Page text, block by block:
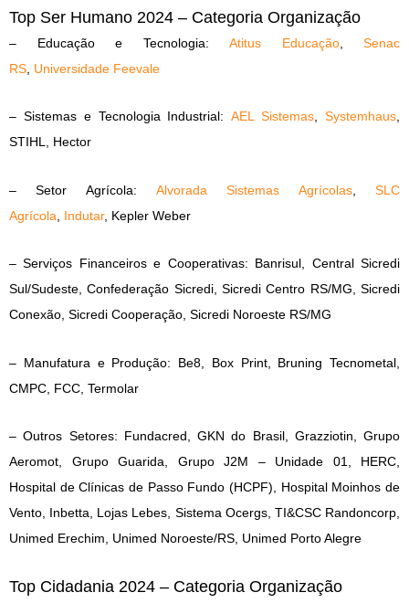
Top Ser Humano 2024 – Categoria Organização
– Educação e Tecnologia: Atitus Educação, Senac
RS Universidade Feevale
– Sistemas e Tecnologia Industrial:AEL Sistemas,Systemhaus,
STIHL, Hector
– Setor Agrícola: Alvorada Sistemas Agrícolas,SLC
Agrícola
Indutar, Kepler Weber
– Serviços Financeiros e Cooperativas: Banrisul, Central Sicredi
Sul/Sudeste, Confederação Sicredi, Sicredi Centro RS/MG, Sicredi
Conexão, Sicredi Cooperação, Sicredi Noroeste RS/MG
– Manufatura e Produção: Be8, Box Print, Bruning Tecnometal,
CMPC, FCC, Termolar
– Outros Setores: Fundacred, GKN do Brasil, Grazziotin, Grupo
Aeromot, Grupo Guarida, Grupo J2M – Unidade 01, HERC,
Hospital de Clínicas de Passo Fundo (HCPF), Hospital Moinhos de
Vento, Inbetta, Lojas Lebes, Sistema Ocergs, TI&CSC Randoncorp,
Unimed Erechim, Unimed Noroeste/RS, Unimed Porto Alegre
Top Cidadania 2024 – Categoria Organização